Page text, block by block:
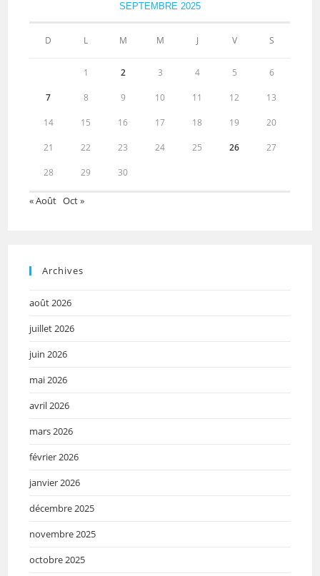
SEPTEMBRE 2025
D L M M J V S
1 2 3 4 5 6
7 8 9 10 11 12 13
14 15 16 17 18 19 20
21 22 23 24 25 26 27
28 29 30
« Août Oct »
Archives
août 2026
juillet 2026
juin 2026
mai 2026
avril 2026
mars 2026
février 2026
janvier 2026
décembre 2025
novembre 2025
octobre 2025